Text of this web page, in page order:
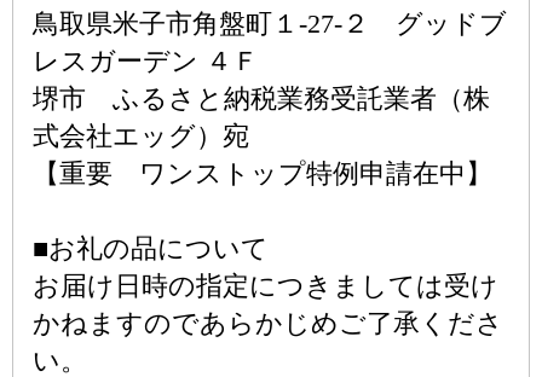
鳥取県米子市角盤町１-27-２ グッドブ
レスガーデン ４Ｆ
堺市 ふるさと納税業務受託業者（株
式会社エッグ）宛
【重要 ワンストップ特例申請在中】
■お礼の品について
お届け日時の指定につきましては受け
かねますのであらかじめご了承くださ
い。